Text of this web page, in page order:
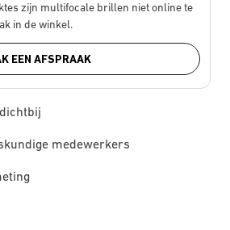
zijn multifocale brillen niet online te
in de winkel.
EEN AFSPRAAK
medewerkers